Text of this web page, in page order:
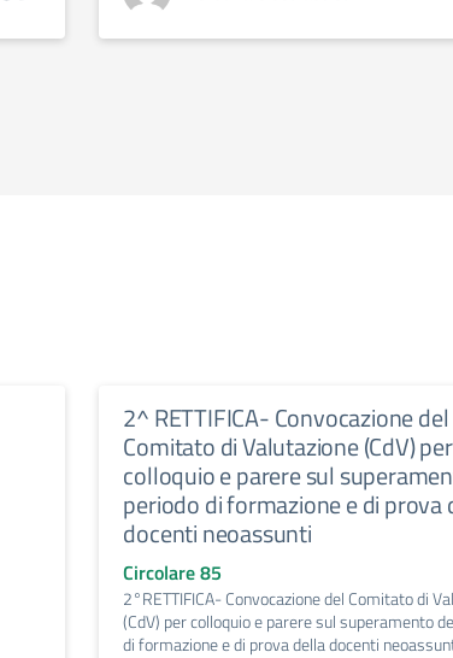
2^ RETTIFICA- Convocazione del
Comitato di Valutazione (CdV) per
colloquio e parere sul
periodo di formazione e di prova
docenti neoassunti
Circolare 85
2°RETTIFICA- Convocazione del Comitato di
(CdV) per colloquio e parere sul superamento
di formazione e di prova della docenti